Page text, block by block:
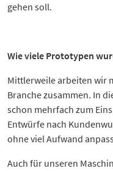
gehen soll.
Wie viele Prototypen
Mittlerweile arbeiten wir
Branche zusammen. In
schon mehrfach zum
Entwürfe nach
ohne viel Aufwand
Auch für unseren